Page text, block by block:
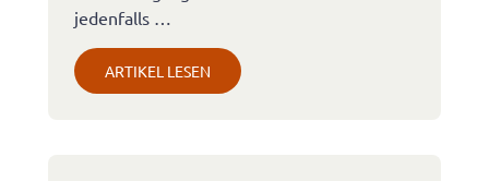
jedenfalls …
ARTIKEL LESEN